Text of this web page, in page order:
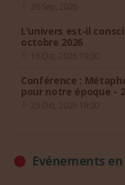
L’univers est-il
octobre 2026
Conférence :
pour notre époque -
Evénements